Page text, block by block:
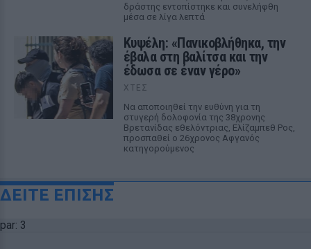
δράστης εντοπίστηκε και συνελήφθη
μέσα σε λίγα λεπτά
Κυψέλη: «Πανικοβλήθηκα, την
έβαλα στη βαλίτσα και την
έδωσα σε έναν γέρο»
ΧΤΕΣ
Να αποποιηθεί την ευθύνη για τη
στυγερή δολοφονία της 38χρονης
Βρετανίδας εθελόντριας, Ελίζαμπεθ Ρος,
προσπαθεί ο 26χρονος Αφγανός
κατηγορούμενος
ΔΕΙΤΕ ΕΠΙΣΗΣ
par: 3